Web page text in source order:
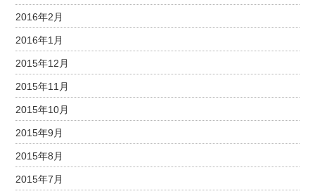
2016年2月
2016年1月
2015年12月
2015年11月
2015年10月
2015年9月
2015年8月
2015年7月